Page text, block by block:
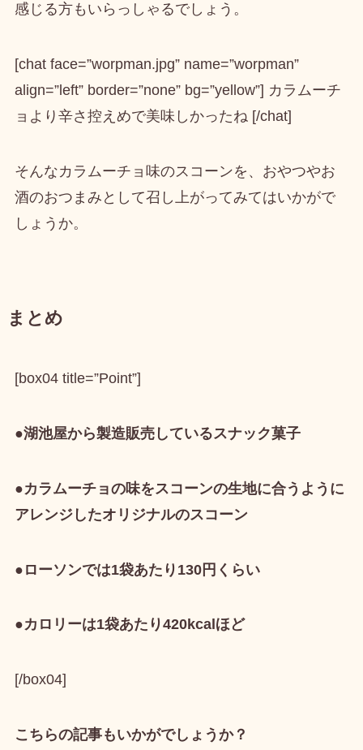
感じる方もいらっしゃるでしょう。
[chat face=”worpman.jpg” name=”worpman”
align=”left” border=”none” bg=”yellow”] カラムーチ
ョより辛さ控えめで美味しかったね [/chat]
そんなカラムーチョ味のスコーンを、おやつやお
酒のおつまみとして召し上がってみてはいかがで
しょうか。
まとめ
[box04 title=”Point”]
●湖池屋から製造販売しているスナック菓子
●カラムーチョの味をスコーンの生地に合うように
アレンジしたオリジナルのスコーン
●ローソンでは1袋あたり130円くらい
●カロリーは1袋あたり420kcalほど
[/box04]
こちらの記事もいかがでしょうか？